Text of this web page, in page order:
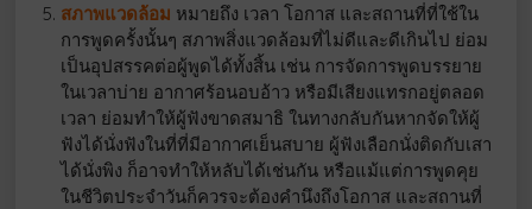
สภาพแวดล้อม หมายถึง เวลา โอกาส และสถานที่ที่ใช้ใน
การพูดครั้งนั้นๆ สภาพสิ่งแวดล้อมที่ไม่ดีและดีเกินไป ย่อม
เป็นอุปสรรคต่อผู้พูดได้ทั้งสิ้น เช่น การจัดการพูดบรรยาย
ในเวลาบ่าย อากาศร้อนอบอ้าว หรือมีเสียงแทรกอยู่ตลอด
เวลา ย่อมทําให้ผู้ฟังขาดสมาธิ ในทางกลับกันหากจัดให้ผู้
ฟังได้นั่งฟังในที่ที่มีอากาศเย็นสบาย ผู้ฟังเลือกนั่งติดกับเสา
ได้นั่งพิง ก็อาจทําให้หลับได้เช่นกัน หรือแม้แต่การพูดคุย
ในชีวิตประจําวันก็ควรจะต้องคํานึงถึงโอกาส และสถานที่